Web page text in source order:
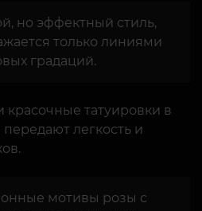
но эффектный стиль,
только линиями
градаций.
красочные татуировки в
легкость и
мотивы розы с